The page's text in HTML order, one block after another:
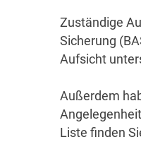
Zuständige
Sicherung
Aufsicht
Außerdem
Liste finden